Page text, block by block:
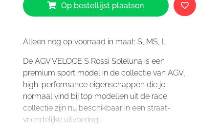
Veloce
Soleluna
Op bestellijst plaatsen
Alleen nog op voorraad in maat: S, MS, L
De AGV VELOCE S Rossi Soleluna is een
premium sport model in de collectie van AGV,
high-performance eigenschappen die je
normaal vind bij top modellen uit de race
collectie zijn nu beschikbaar in een straat-
vriendelijke uitvoering.